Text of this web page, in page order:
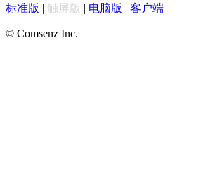
标准版 | 触屏版 | 电脑版 | 客户端
© Comsenz Inc.